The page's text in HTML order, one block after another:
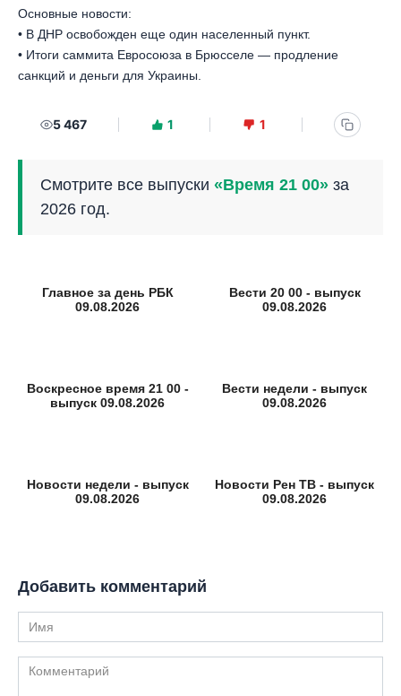
Основные новости:
• В ДНР освобожден еще один населенный пункт.
• Итоги саммита Евросоюза в Брюсселе — продление
санкций и деньги для Украины.
5 467 1 1
Смотрите все выпуски «Время 21 00» за
2026 год.
Главное за день РБК
09.08.2026
Вести 20 00 - выпуск
09.08.2026
Воскресное время 21 00 -
выпуск 09.08.2026
Вести недели - выпуск
09.08.2026
Новости недели - выпуск
09.08.2026
Новости Рен ТВ - выпуск
09.08.2026
Добавить комментарий
Имя
Комментарий